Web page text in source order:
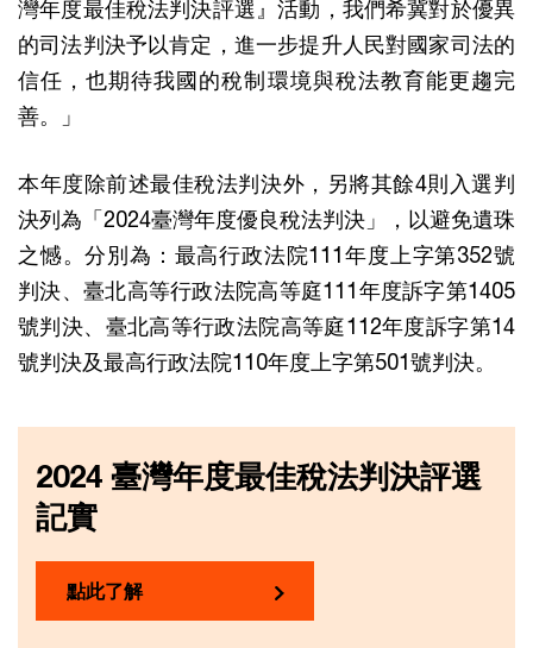
灣年度最佳稅法判決評選』活動，我們希冀對於優異
的司法判決予以肯定，進一步提升人民對國家司法的
信任，也期待我國的稅制環境與稅法教育能更趨完
善。」
本年度除前述最佳稅法判決外，另將其餘4則入選判
決列為「2024臺灣年度優良稅法判決」，以避免遺珠
之憾。分別為：最高行政法院111年度上字第352號
判決、臺北高等行政法院高等庭111年度訴字第1405
號判決、臺北高等行政法院高等庭112年度訴字第14
號判決及最高行政法院110年度上字第501號判決。
2024 臺灣年度最佳稅法判決評選
記實
點此了解